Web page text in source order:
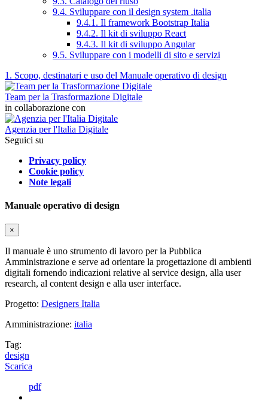
9.4. Sviluppare con il design system .italia
9.4.1. Il framework Bootstrap Italia
9.4.2. Il kit di sviluppo React
9.4.3. Il kit di sviluppo Angular
9.5. Sviluppare con i modelli di sito e servizi
1. Scopo, destinatari e uso del Manuale operativo di design
Team per la Trasformazione Digitale
in collaborazione con
Agenzia per l'Italia Digitale
Seguici su
Privacy policy
Cookie policy
Note legali
Manuale operativo di design
×
Il manuale è uno strumento di lavoro per la Pubblica
Amministrazione e serve ad orientare la progettazione di ambienti
digitali fornendo indicazioni relative al service design, alla user
research, al content design e alla user interface.
Progetto: Designers Italia
Amministrazione: italia
Tag:
design
Scarica
pdf